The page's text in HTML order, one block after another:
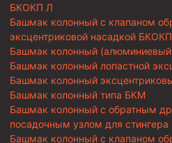
БКОКП Л
Башмак колонный с клапаном
эксцентриковой насадкой
Башмак колонный
Башмак колонный лопастной
Башмак колонный
Башмак колонный типа БКМ
Башмак колонный с обратным
посадочным узлом для
Башмак колонный с клапаном